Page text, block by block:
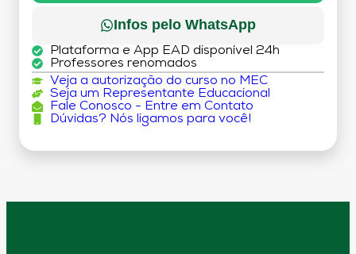
Infos pelo WhatsApp
Plataforma e App EAD disponível 24h
Professores renomados
Veja a autorização do curso no MEC
Seja um Representante Educacional
Fale Conosco - Entre em Contato
Dúvidas? Nós ligamos para você!